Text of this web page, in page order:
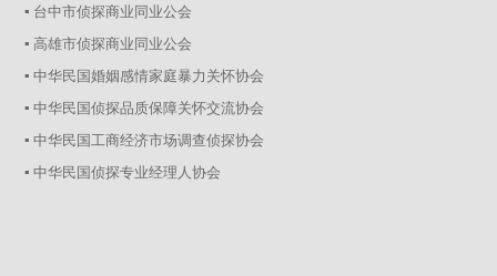
▪ 台中市侦探商业同业公会
▪ 高雄市侦探商业同业公会
▪ 中华民国婚姻感情家庭暴力关怀协会
▪ 中华民国侦探品质保障关怀交流协会
▪ 中华民国工商经济市场调查侦探协会
▪ 中华民国侦探专业经理人协会